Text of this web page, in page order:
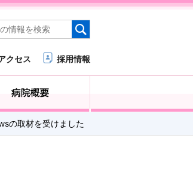
クセス 採用情報
の取材を受けました